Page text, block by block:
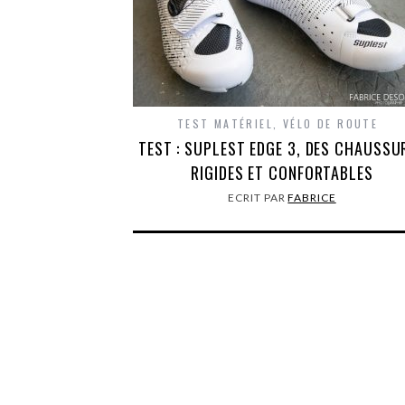
TEST MATÉRIEL VÉLO DE ROUTE
TEST : SUPLEST EDGE 3, DES
RIGIDES ET CONFORTABLES
ECRIT PARFABRICE